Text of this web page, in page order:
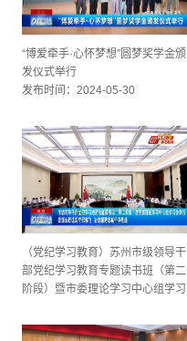
“博爱牵手·心怀梦想”圆梦奖学金颁
发仪式举行
发布时间：2024-05-30
（党纪学习教育）苏州市级领导干
部党纪学习教育专题读书班（第二
阶段）暨市委理论学习中心组学习
发布时间：2024-05-29